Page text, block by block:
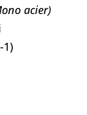
acier)
1)